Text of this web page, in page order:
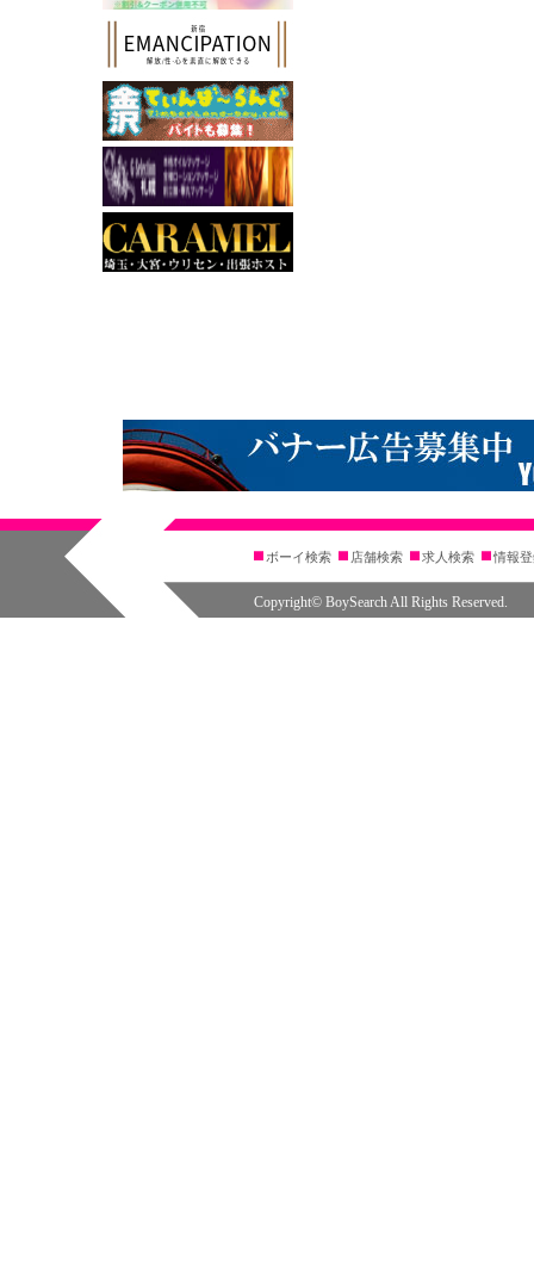
ボーイ検索 店舗検索 求人検索 情報
Copyright© BoySearch All Rights Reserved.